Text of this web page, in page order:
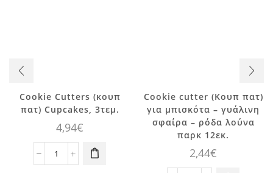
Cookie Cutters (κουπ
πατ) Cupcakes, 3τεμ.
4,94€
Cookie
Cookie cutter (Κουπ πατ)
για μπισκότα – γυάλινη
σφαίρα – ρόδα λούνα
παρκ 12εκ.
2,44€